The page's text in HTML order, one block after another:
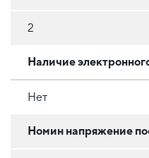
2
Наличие
Нет
Номин напряжение